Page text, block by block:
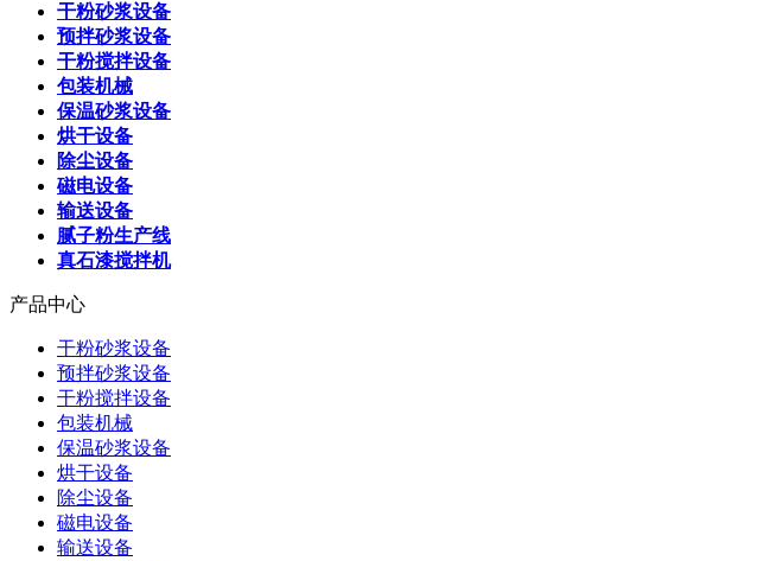
干粉砂浆设备
预拌砂浆设备
干粉搅拌设备
包装机械
保温砂浆设备
烘干设备
除尘设备
磁电设备
输送设备
腻子粉生产线
真石漆搅拌机
产品中心
干粉砂浆设备
预拌砂浆设备
干粉搅拌设备
包装机械
保温砂浆设备
烘干设备
除尘设备
磁电设备
输送设备